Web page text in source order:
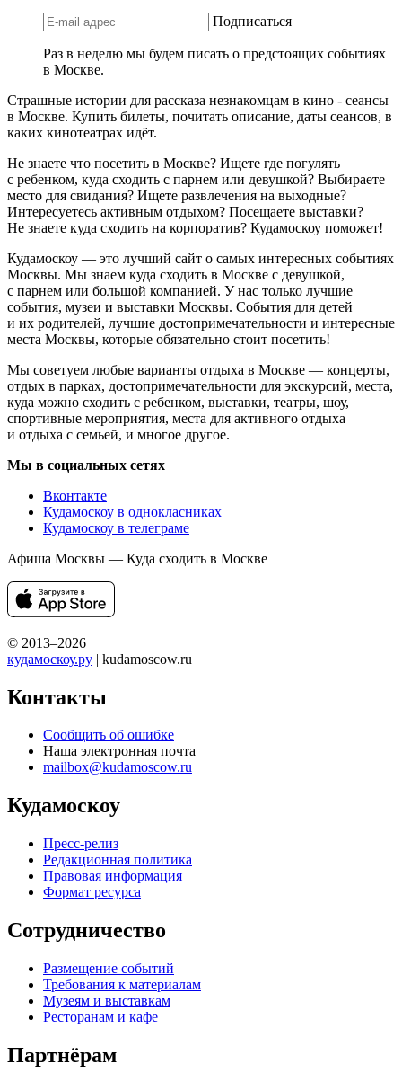
Подписаться
Раз в неделю мы будем писать о предстоящих событиях
в Москве.
Страшные истории для рассказа незнакомцам в кино - сеансы
в Москве. Купить билеты, почитать описание, даты сеансов, в
каких кинотеатрах идёт.
Не знаете что посетить в Москве? Ищете где погулять
с ребенком, куда сходить с парнем или девушкой? Выбираете
место для свидания? Ищете развлечения на выходные?
Интересуетесь активным отдыхом? Посещаете выставки?
Не знаете куда сходить на корпоратив? Кудамоскоу поможет!
Кудамоскоу — это лучший сайт о самых интересных событиях
Москвы. Мы знаем куда сходить в Москве с девушкой,
с парнем или большой компанией. У нас только лучшие
события, музеи и выставки Москвы. События для детей
и их родителей, лучшие достопримечательности и интересные
места Москвы, которые обязательно стоит посетить!
Мы советуем любые варианты отдыха в Москве — концерты,
отдых в парках, достопримечательности для экскурсий, места,
куда можно сходить с ребенком, выставки, театры, шоу,
спортивные мероприятия, места для активного отдыха
и отдыха с семьей, и многое другое.
Мы в социальных сетях
Вконтакте
Кудамоскоу в однокласниках
Кудамоскоу в телеграме
Афиша Москвы — Куда сходить в Москве
© 2013–2026
кудамоскоу.ру | kudamoscow.ru
Контакты
Сообщить об ошибке
Наша электронная почта
mailbox@kudamoscow.ru
Кудамоскоу
Пресс-релиз
Редакционная политика
Правовая информация
Формат ресурса
Сотрудничество
Размещение событий
Требования к материалам
Музеям и выставкам
Ресторанам и кафе
Партнёрам